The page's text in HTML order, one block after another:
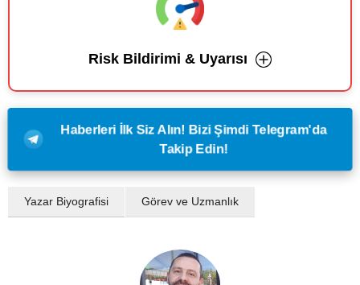
Risk Bildirimi & Uyarısı
Haberleri İlk Siz Alın! Bizi Şimdi Telegram'da
Takip Edin!
Yazar Biyografisi Görev ve Uzmanlık